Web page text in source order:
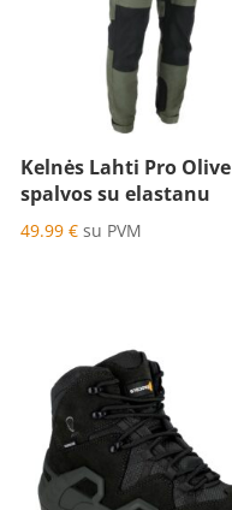
Kelnės Lahti Pro Olive
spalvos su elastanu
49.99 € su PVM